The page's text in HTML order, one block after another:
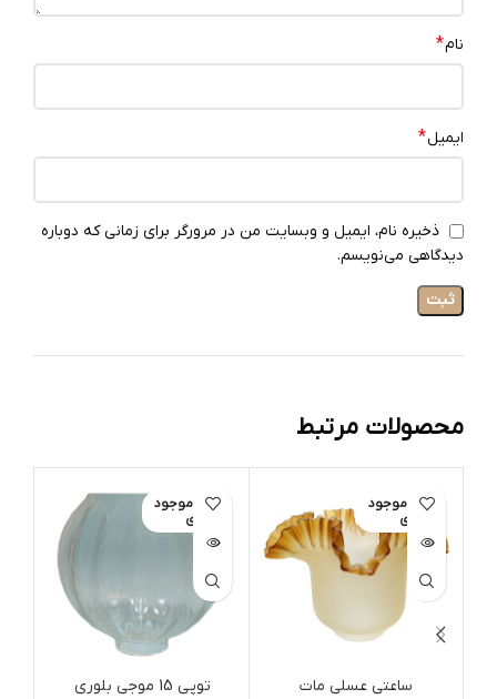
نام*
ایمیل*
ذخیره نام، ایمیل و وبسایت من در مرورگر برای زمانی که دوباره
دیدگاهی می‌نویسم.
محصولات مرتبط
اتمام موجود
ی
ساعتی عسلی مات
اتمام موجود
ی
توپی 15 موجی بلوری